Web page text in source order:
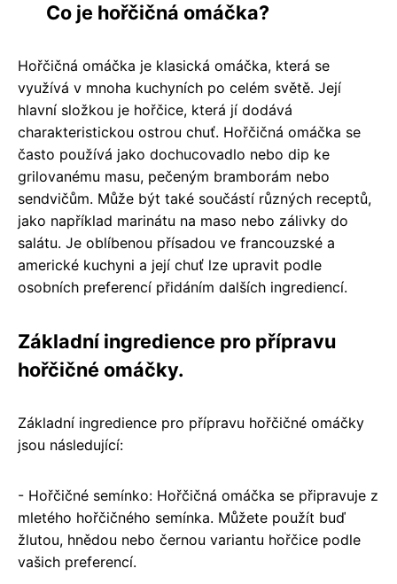
Co je hořčičná omáčka?
Hořčičná omáčka je klasická omáčka, která se
využívá v mnoha kuchyních po celém světě. Její
hlavní složkou je hořčice, která jí dodává
charakteristickou ostrou chuť. Hořčičná omáčka se
často používá jako dochucovadlo nebo dip ke
grilovanému masu, pečeným bramborám nebo
sendvičům. Může být také součástí různých receptů,
jako například marinátu na maso nebo zálivky do
salátu. Je oblíbenou přísadou ve francouzské a
americké kuchyni a její chuť lze upravit podle
osobních preferencí přidáním dalších ingrediencí.
Základní ingredience pro přípravu
hořčičné omáčky.
Základní ingredience pro přípravu hořčičné omáčky
jsou následující:
- Hořčičné semínko: Hořčičná omáčka se připravuje z
mletého hořčičného semínka. Můžete použít buď
žlutou, hnědou nebo černou variantu hořčice podle
vašich preferencí.